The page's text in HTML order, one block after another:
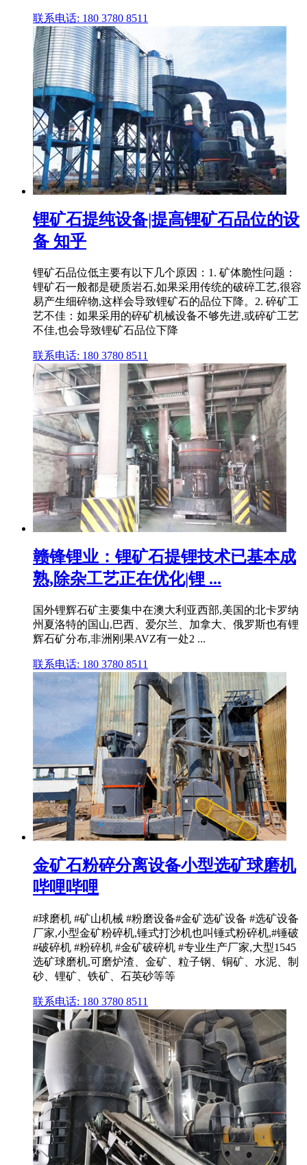
联系电话: 180 3780 8511
锂矿石提纯设备|提高锂矿石品位的设
备 知乎
锂矿石品位低主要有以下几个原因：1. 矿体脆性问题：
锂矿石一般都是硬质岩石,如果采用传统的破碎工艺,很容
易产生细碎物,这样会导致锂矿石的品位下降。2. 碎矿工
艺不佳：如果采用的碎矿机械设备不够先进,或碎矿工艺
不佳,也会导致锂矿石品位下降
联系电话: 180 3780 8511
赣锋锂业：锂矿石提锂技术已基本成
熟,除杂工艺正在优化|锂 ...
国外锂辉石矿主要集中在澳大利亚西部,美国的北卡罗纳
州夏洛特的国山,巴西、爱尔兰、加拿大、俄罗斯也有锂
辉石矿分布,非洲刚果AVZ有一处2 ...
联系电话: 180 3780 8511
金矿石粉碎分离设备小型选矿球磨机
哔哩哔哩
#球磨机 #矿山机械 #粉磨设备#金矿选矿设备 #选矿设备
厂家,小型金矿粉碎机,锤式打沙机也叫锤式粉碎机,#锤破
#破碎机 #粉碎机 #金矿破碎机 #专业生产厂家,大型1545
选矿球磨机,可磨炉渣、金矿、粒子钢、铜矿、水泥、制
砂、锂矿、铁矿、石英砂等等
联系电话: 180 3780 8511